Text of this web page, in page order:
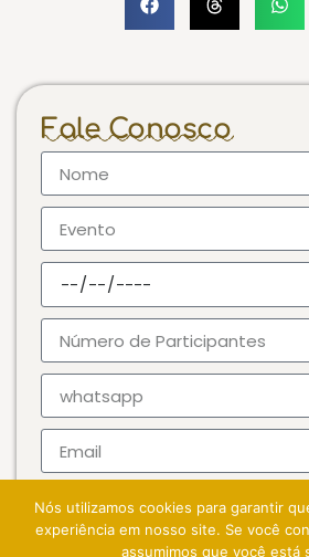
Fale Conosco
Nós utilizamos cookies para garantir
experiência em nosso site. Se você
assumimos que você está